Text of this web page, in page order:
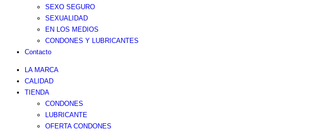
SEXO SEGURO
SEXUALIDAD
EN LOS MEDIOS
CONDONES Y LUBRICANTES
Contacto
LA MARCA
CALIDAD
TIENDA
CONDONES
LUBRICANTE
OFERTA CONDONES